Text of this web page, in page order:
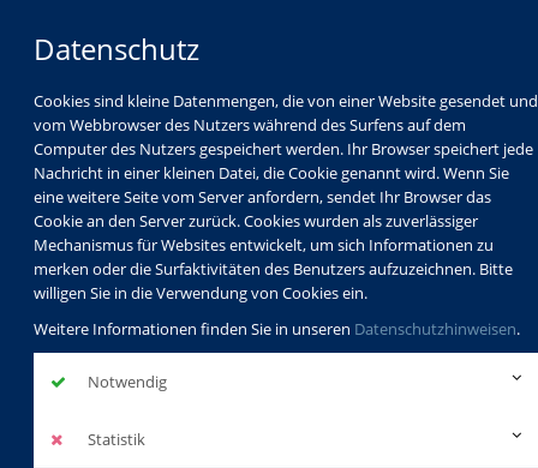
Datenschutz
Cookies sind kleine Datenmengen, die von einer Website gesendet und
vom Webbrowser des Nutzers während des Surfens auf dem
Computer des Nutzers gespeichert werden. Ihr Browser speichert jede
Nachricht in einer kleinen Datei, die Cookie genannt wird. Wenn Sie
eine weitere Seite vom Server anfordern, sendet Ihr Browser das
Cookie an den Server zurück. Cookies wurden als zuverlässiger
Mechanismus für Websites entwickelt, um sich Informationen zu
merken oder die Surfaktivitäten des Benutzers aufzuzeichnen. Bitte
willigen Sie in die Verwendung von Cookies ein.
Weitere Informationen finden Sie in unseren Datenschutzhinweisen.
Notwendig
Statistik
Programm
Schulabschlüsse
Schulkindbetreuung
Service